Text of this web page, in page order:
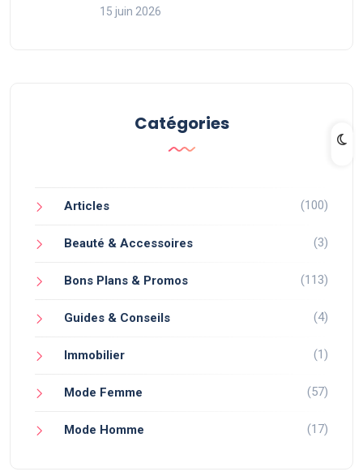
15 juin 2026
Catégories
Articles (100)
Beauté & Accessoires (3)
Bons Plans & Promos (113)
Guides & Conseils (4)
Immobilier (1)
Mode Femme (57)
Mode Homme (17)